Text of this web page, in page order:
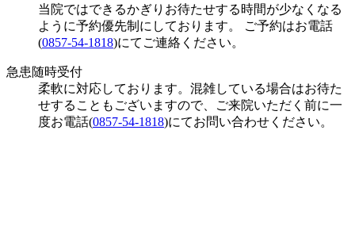
当院ではできるかぎりお待たせする時間が少なくなる
ように予約優先制にしております。 ご予約はお電話
(0857-54-1818)にてご連絡ください。
急患随時受付
柔軟に対応しております。混雑している場合はお待た
せすることもございますので、ご来院いただく前に一
度お電話(0857-54-1818)にてお問い合わせください。